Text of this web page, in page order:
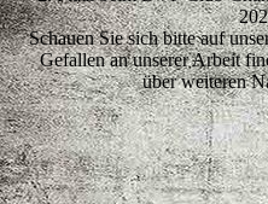
Schauen Sie sich bitte auf
Gefallen an unserer Arbeit
über weiteren